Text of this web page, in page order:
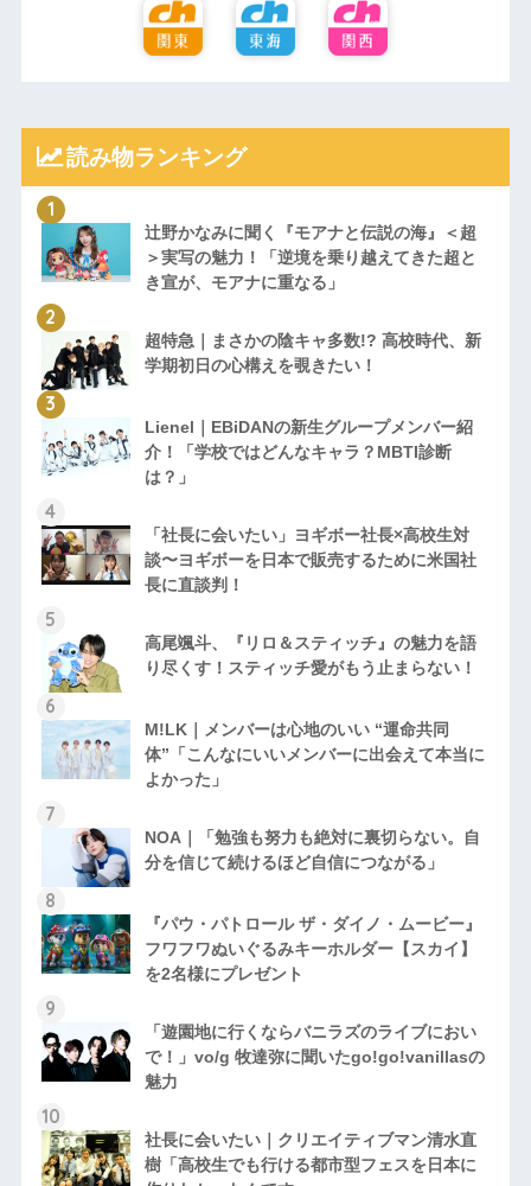
読み物ランキング
辻野かなみに聞く『モアナと伝説の海』＜超
＞実写の魅力！「逆境を乗り越えてきた超と
き宣が、モアナに重なる」
超特急｜まさかの陰キャ多数!? 高校時代、新
学期初日の心構えを覗きたい！
Lienel｜EBiDANの新生グループメンバー紹
介！「学校ではどんなキャラ？MBTI診断
は？」
「社長に会いたい」ヨギボー社長×高校生対
談〜ヨギボーを日本で販売するために米国社
長に直談判！
高尾颯斗、『リロ＆スティッチ』の魅力を語
り尽くす！スティッチ愛がもう止まらない！
M!LK｜メンバーは心地のいい “運命共同
体”「こんなにいいメンバーに出会えて本当に
よかった」
NOA｜「勉強も努力も絶対に裏切らない。自
分を信じて続けるほど自信につながる」
『パウ・パトロール ザ・ダイノ・ムービー』
フワフワぬいぐるみキーホルダー【スカイ】
を2名様にプレゼント
「遊園地に行くならバニラズのライブにおい
で！」vo/g 牧達弥に聞いたgo!go!vanillasの
魅力
社長に会いたい｜クリエイティブマン清水直
樹「高校生でも行ける都市型フェスを日本に